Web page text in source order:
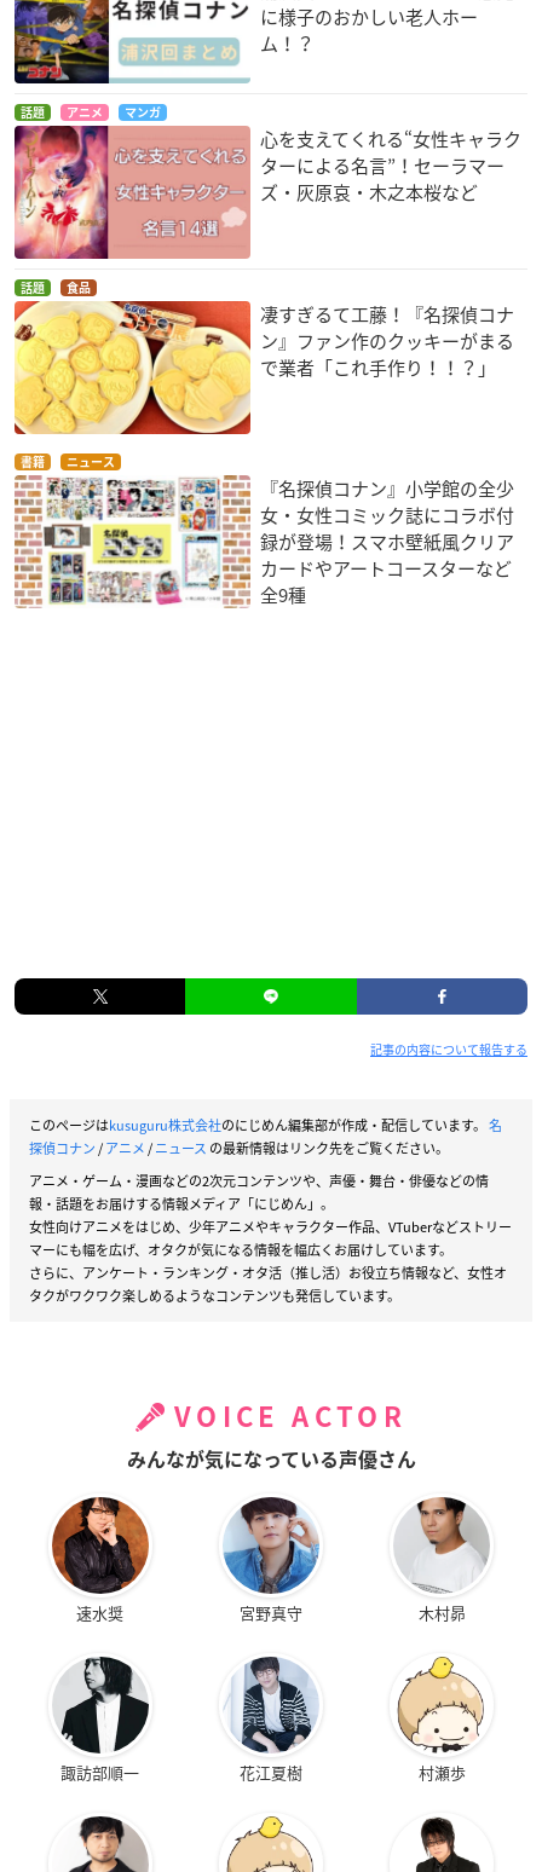
に様子のおかしい老人ホー
ム！？
話題 アニメ マンガ
心を支えてくれる“女性キャラク
ターによる名言”！セーラマー
ズ・灰原哀・木之本桜など
話題 食品
凄すぎるて工藤！『名探偵コナ
ン』ファン作のクッキーがまる
で業者「これ手作り！！？」
書籍 ニュース
『名探偵コナン』小学館の全少
女・女性コミック誌にコラボ付
録が登場！スマホ壁紙風クリア
カードやアートコースターなど
全9種
記事の内容について報告する
このページはkusuguru株式会社のにじめん編集部が作成・配信しています。 名
探偵コナン/アニメ/ニュース の最新情報はリンク先をご覧ください。
アニメ・ゲーム・漫画などの2次元コンテンツや、声優・舞台・俳優などの情
報・話題をお届けする情報メディア「にじめん」。
女性向けアニメをはじめ、少年アニメやキャラクター作品、VTuberなどストリー
マーにも幅を広げ、オタクが気になる情報を幅広くお届けしています。
さらに、アンケート・ランキング・オタ活（推し活）お役立ち情報など、女性オ
タクがワクワク楽しめるようなコンテンツも発信しています。
VOICE ACTOR
みんなが気になっている声優さん
速水奨 宮野真守 木村昴
諏訪部順一 花江夏樹 村瀬歩